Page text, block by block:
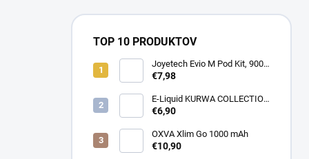
TOP 10 PRODUKTOV
Joyetech Evio M Pod Kit, 900
mAh
€7,98
E-Liquid KURWA COLLECTION
Blueberry Blue Sour Raspberry
€6,90
OXVA Xlim Go 1000 mAh
€10,90